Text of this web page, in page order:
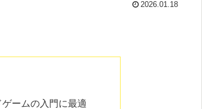
2026.01.18
ームの入門に最適